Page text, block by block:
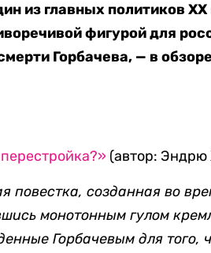
из главных политиков
фигурой для
Горбачева, — в
(автор: Эндрю
повестка, созданная во
монотонным гулом
Горбачевым для того,